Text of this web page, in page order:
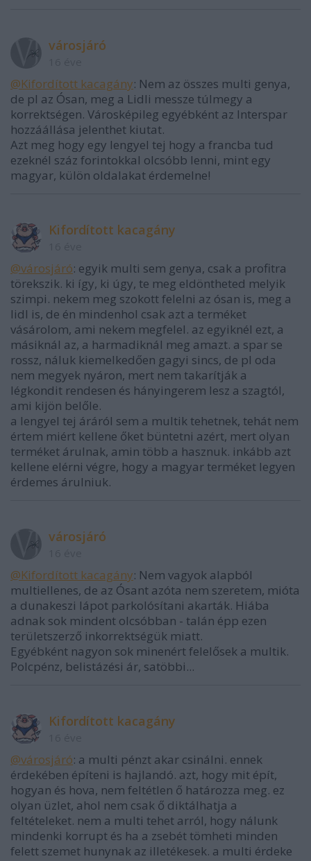
városjáró
@Kifordított kacagány: Nem az összes multi genya,
de pl az Ósan, meg a Lidli messze túlmegy a
korrektségen. Városképileg egyébként az Interspar
hozzáállása jelenthet kiutat.
Azt meg hogy egy lengyel tej hogy a francba tud
ezeknél száz forintokkal olcsóbb lenni, mint egy
magyar, külön oldalakat érdemelne!
Kifordított kacagány
@városjáró: egyik multi sem genya, csak a profitra
törekszik. ki így, ki úgy, te meg eldöntheted melyik
szimpi. nekem meg szokott felelni az ósan is, meg a
lidl is, de én mindenhol csak azt a terméket
vásárolom, ami nekem megfelel. az egyiknél ezt, a
másiknál az, a harmadiknál meg amazt. a spar se
rossz, náluk kiemelkedően gagyi sincs, de pl oda
nem megyek nyáron, mert nem takarítják a
légkondit rendesen és hányingerem lesz a szagtól,
ami kijön belőle.
a lengyel tej áráról sem a multik tehetnek, tehát nem
értem miért kellene őket büntetni azért, mert olyan
terméket árulnak, amin több a hasznuk. inkább azt
kellene elérni végre, hogy a magyar terméket legyen
érdemes árulniuk.
városjáró
@Kifordított kacagány: Nem vagyok alapból
multiellenes, de az Ósant azóta nem szeretem, mióta
a dunakeszi lápot parkolósítani akarták. Hiába
adnak sok mindent olcsóbban - talán épp ezen
területszerző inkorrektségük miatt.
Egyébként nagyon sok minenért felelősek a multik.
Polcpénz, belistázési ár, satöbbi...
Kifordított kacagány
@városjáró: a multi pénzt akar csinálni. ennek
érdekében építeni is hajlandó. azt, hogy mit épít,
hogyan és hova, nem feltétlen ő határozza meg. ez
olyan üzlet, ahol nem csak ő diktálhatja a
feltételeket. nem a multi tehet arról, hogy nálunk
mindenki korrupt és ha a zsebét tömheti minden
felett szemet hunynak az illetékesek. a multi érdeke